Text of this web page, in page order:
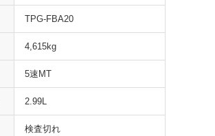
TPG-FBA20
4,615kg
5速MT
2.99L
検査切れ